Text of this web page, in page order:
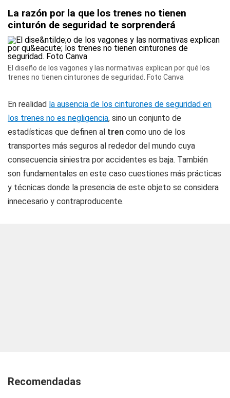
La razón por la que los trenes no tienen
cinturón de seguridad te sorprenderá
El diseño de los vagones y las normativas explican por qué los
trenes no tienen cinturones de seguridad. Foto Canva
En realidad la ausencia de los cinturones de seguridad en
los trenes no es negligencia, sino un conjunto de
estadísticas que definen al tren como uno de los
transportes más seguros al rededor del mundo cuya
consecuencia siniestra por accidentes es baja. También
son fundamentales en este caso cuestiones más prácticas
y técnicas donde la presencia de este objeto se considera
innecesario y contraproducente.
Recomendadas